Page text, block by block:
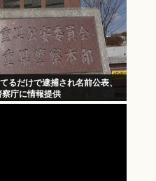
るだけで逮捕され名前公表、
庁に情報提供